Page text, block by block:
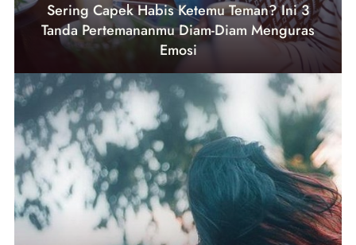
Sering Capek Habis Ketemu Teman? Ini 3
Tanda Pertemananmu Diam-Diam Menguras
Emosi